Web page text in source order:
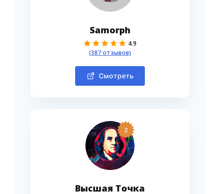
Samorph
4.9
(387 отзывов)
Смотреть
2
Высшая Точка